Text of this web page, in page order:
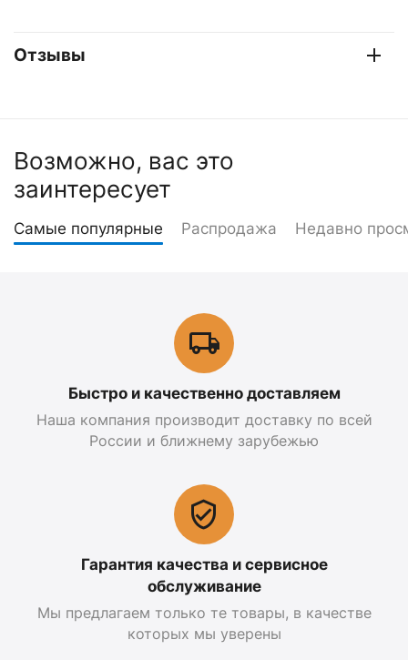
Отзывы
Возможно, вас это
заинтересует
Самые популярные Распродажа Недавно
Быстро и качественно доставляем
Наша компания производит доставку по всей
России и ближнему зарубежью
Гарантия качества и сервисное
обслуживание
Мы предлагаем только те товары, в качестве
которых мы уверены